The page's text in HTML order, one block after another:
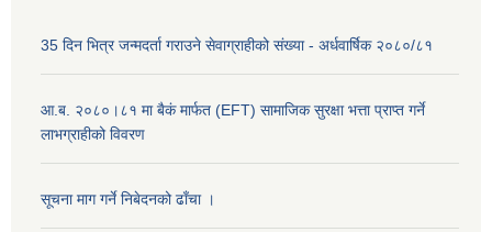
35 दिन भित्र जन्मदर्ता गराउने सेवाग्राहीको संख्या - अर्धवार्षिक २०८०/८१
आ.ब. २०८०।८१ मा बैकं मार्फत (EFT) सामाजिक सुरक्षा भत्ता प्राप्त गर्ने
लाभग्राहीको विवरण
सूचना माग गर्ने निबेदनको ढाँचा ।